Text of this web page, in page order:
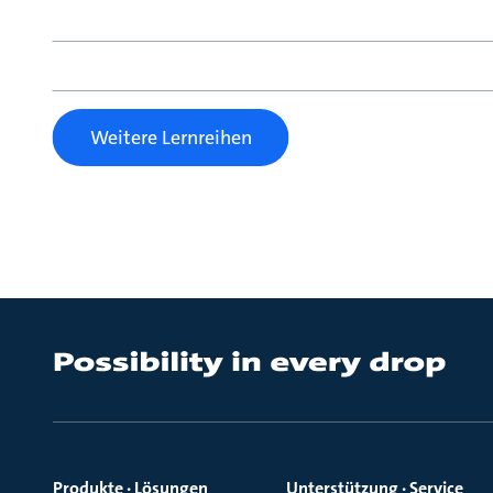
Weitere Lernreihen
Produkte · Lösungen
Unterstützung · Service